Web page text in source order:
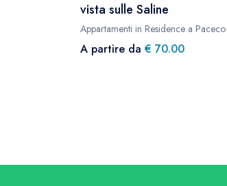
vista sulle Saline
Appartamenti in Residence a Paceco
A partire da € 70.00